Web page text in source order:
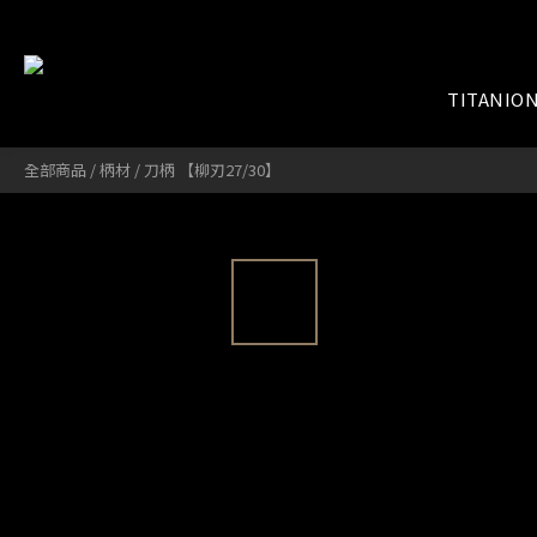
全部商品 /柄材 / 刀柄 【柳刃27/30】